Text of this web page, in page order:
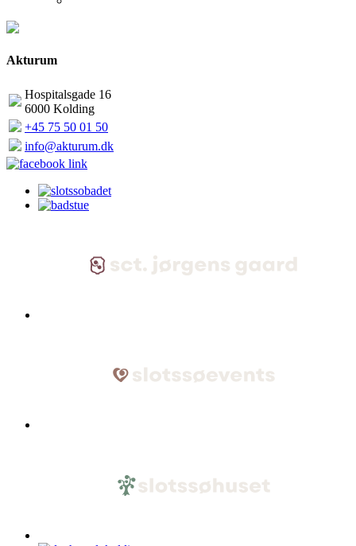
Akturum
Hospitalsgade 16
6000 Kolding
+45 75 50 01 50
info@akturum.dk